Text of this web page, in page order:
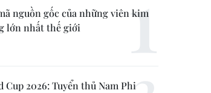
nguồn gốc của những viên kim
lớn nhất thế giới
Cup 2026: Tuyển thủ Nam Phi